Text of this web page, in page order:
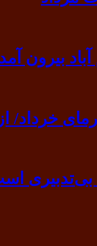
سال پیش به گردن
از